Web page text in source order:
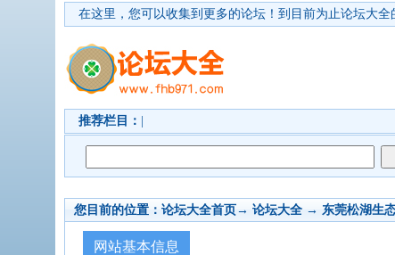
在这里，您可以收集到更多的论坛！ 到目前为止论坛大全
推荐栏目：
您目前的位置： 论坛大全首页→ 论坛大全 → 东莞松湖生
网站基本信息